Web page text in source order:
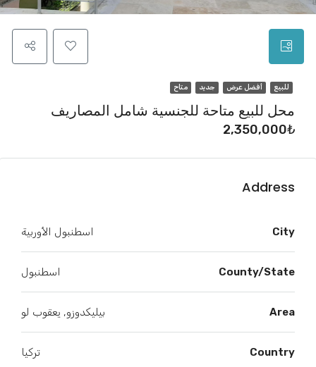
للبيع أفضل عرض جديد متاح
محل للبيع متاحة للجنسية شامل المصاريف
2,350,000₺
Address
City اسطنبول الأوربية
County/State اسطنبول
Area بيليكدوزو, يعقوب لو
Country تركيا